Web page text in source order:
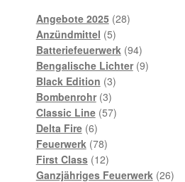
Angebote 2025 2828
Anzündmittel 55
Produkte
Batteriefeuerwerk 9494
Produkte
Bengalische Lichter 99
Black Edition 33
Bombenrohr 33
Produkte
Classic Line 5757
Delta Fire 66
Produkte
Feuerwerk 7878
Produkte
First Class 1212
Produkte
Ganzjähriges Feuerwerk 2626